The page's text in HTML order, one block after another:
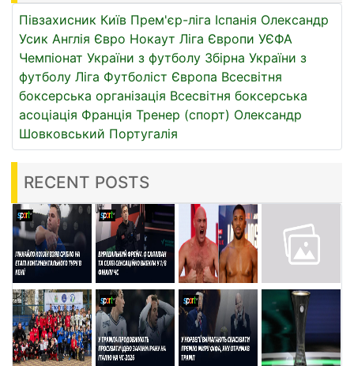
Півзахисник Київ Прем'єр-ліга Іспанія Олександр
Усик Англія Євро Нокаут Ліга Європи УЄФА
Чемпіонат України з футболу Збірна України з
футболу Ліга Футболіст Європа Всесвітня
боксерська організація Всесвітня боксерська
асоціація Франція Тренер (спорт) Олександр
Шовковський Португалія
RECENT POSTS